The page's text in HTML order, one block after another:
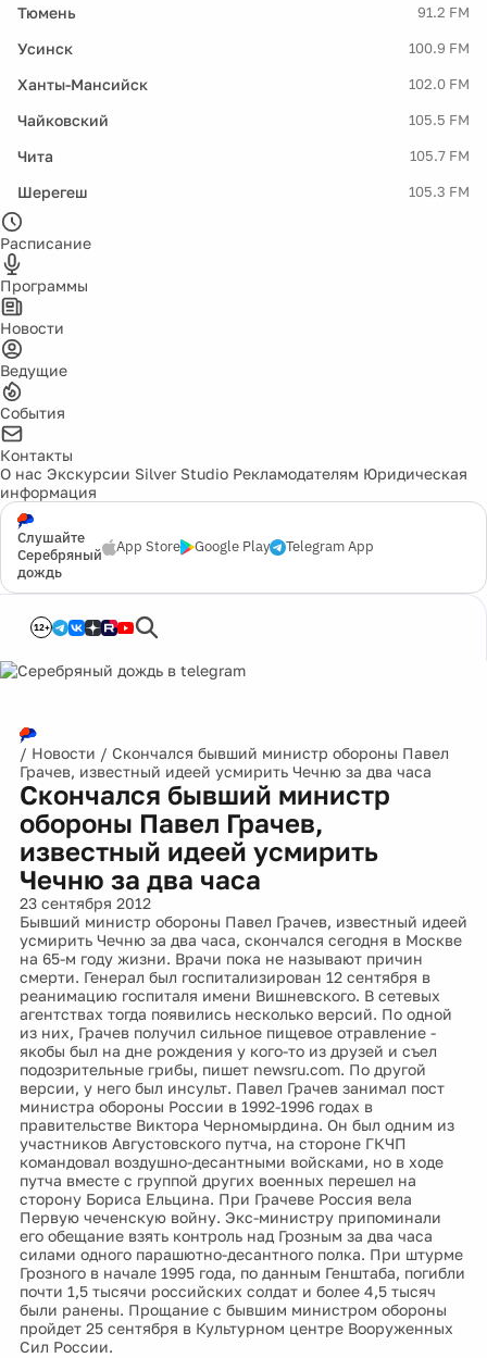
Тюмень 91.2 FM
Усинск 100.9 FM
Ханты-Мансийск 102.0 FM
Чайковский 105.5 FM
Чита 105.7 FM
Шерегеш 105.3 FM
Расписание
Программы
Новости
Ведущие
События
Контакты
О нас Экскурсии Silver Studio Рекламодателям Юридическая
информация
Слушайте
Серебряный
дождь
App Store Google Play Telegram App
12+
/ Новости / Скончался бывший министр обороны Павел
Грачев, известный идеей усмирить Чечню за два часа
Скончался бывший министр
обороны Павел Грачев,
известный идеей усмирить
Чечню за два часа
23 сентября 2012
Бывший министр обороны Павел Грачев, известный идеей
усмирить Чечню за два часа, скончался сегодня в Москве
на 65-м году жизни. Врачи пока не называют причин
смерти. Генерал был госпитализирован 12 сентября в
реанимацию госпиталя имени Вишневского. В сетевых
агентствах тогда появились несколько версий. По одной
из них, Грачев получил сильное пищевое отравление -
якобы был на дне рождения у кого-то из друзей и съел
подозрительные грибы, пишет newsru.com. По другой
версии, у него был инсульт. Павел Грачев занимал пост
министра обороны России в 1992-1996 годах в
правительстве Виктора Черномырдина. Он был одним из
участников Августовского путча, на стороне ГКЧП
командовал воздушно-десантными войсками, но в ходе
путча вместе с группой других военных перешел на
сторону Бориса Ельцина. При Грачеве Россия вела
Первую чеченскую войну. Экс-министру припоминали
его обещание взять контроль над Грозным за два часа
силами одного парашютно-десантного полка. При штурме
Грозного в начале 1995 года, по данным Генштаба, погибли
почти 1,5 тысячи российских солдат и более 4,5 тысяч
были ранены. Прощание с бывшим министром обороны
пройдет 25 сентября в Культурном центре Вооруженных
Сил России.